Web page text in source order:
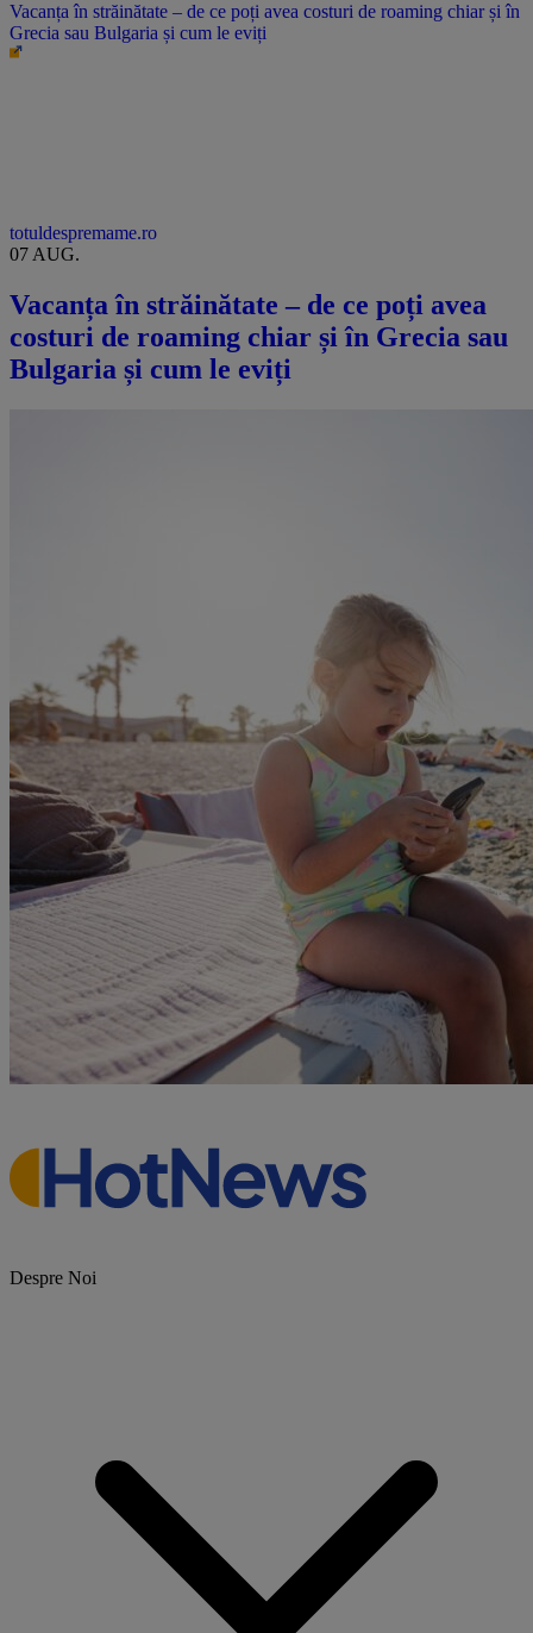
Vacanța în străinătate – de ce poți avea costuri de roaming chiar și în
Grecia sau Bulgaria și cum le eviți
totuldespremame.ro
07 AUG.
Vacanța în străinătate – de ce poți avea
costuri de roaming chiar și în Grecia sau
Bulgaria și cum le eviți
Despre Noi